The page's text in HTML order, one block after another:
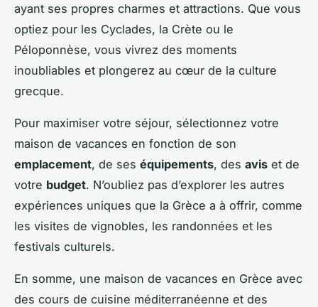
ayant ses propres charmes et attractions. Que vous
optiez pour les Cyclades, la Crète ou le
Péloponnèse, vous vivrez des moments
inoubliables et plongerez au cœur de la culture
grecque.
Pour maximiser votre séjour, sélectionnez votre
maison de vacances en fonction de son
emplacement, de ses équipements, des avis et de
votre budget. N’oubliez pas d’explorer les autres
expériences uniques que la Grèce a à offrir, comme
les visites de vignobles, les randonnées et les
festivals culturels.
En somme, une maison de vacances en Grèce avec
des cours de cuisine méditerranéenne et des